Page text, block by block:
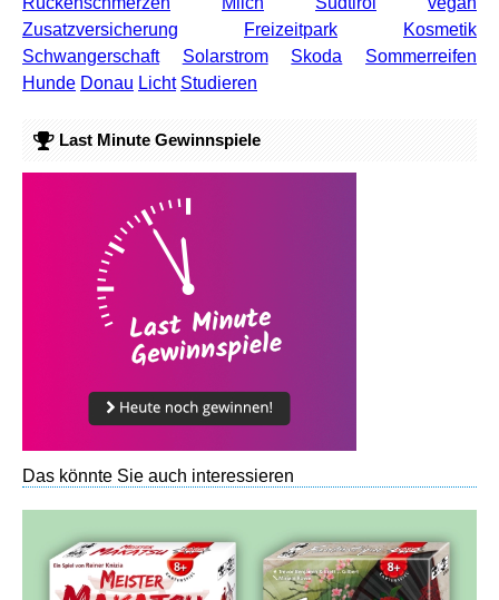
Zusatzversicherung
Freizeitpark
Kosmetik
Schwangerschaft
Solarstrom Skoda
Sommerreifen
Hunde Donau Licht Studieren
Last Minute Gewinnspiele
Das könnte Sie auch interessieren